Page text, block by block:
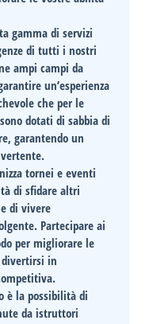
gamma diservizi
di tutti i nostri
ampi campi da
un’esperienza
che per le
dotati di sabbia di
garantendo un
tornei e eventi
di sfidare altri
di vivere
Partecipare ai
per migliorare le
divertirsi in
è lapossibilità di
da istruttori